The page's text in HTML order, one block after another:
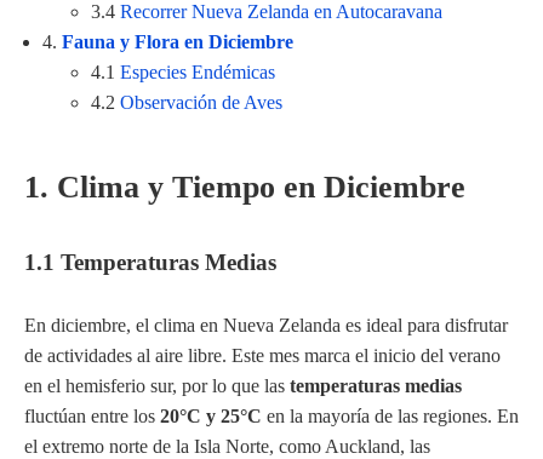
3.4 Recorrer Nueva Zelanda en Autocaravana
4. Fauna y Flora en Diciembre
4.1 Especies Endémicas
4.2 Observación de Aves
1. Clima y Tiempo en Diciembre
1.1 Temperaturas Medias
En diciembre, el clima en Nueva Zelanda es ideal para disfrutar
de actividades al aire libre. Este mes marca el inicio del verano
en el hemisferio sur, por lo que las temperaturas medias
fluctúan entre los 20°C y 25°C en la mayoría de las regiones. En
el extremo norte de la Isla Norte, como Auckland, las